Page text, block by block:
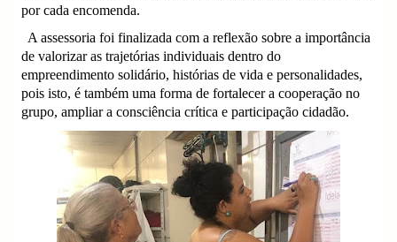
por cada encomenda.
A assessoria foi finalizada com a reflexão sobre a importância
de valorizar as trajetórias individuais dentro do
empreendimento solidário, histórias de vida e personalidades,
pois isto, é também uma forma de fortalecer a cooperação no
grupo, ampliar a consciência crítica e participação cidadão.